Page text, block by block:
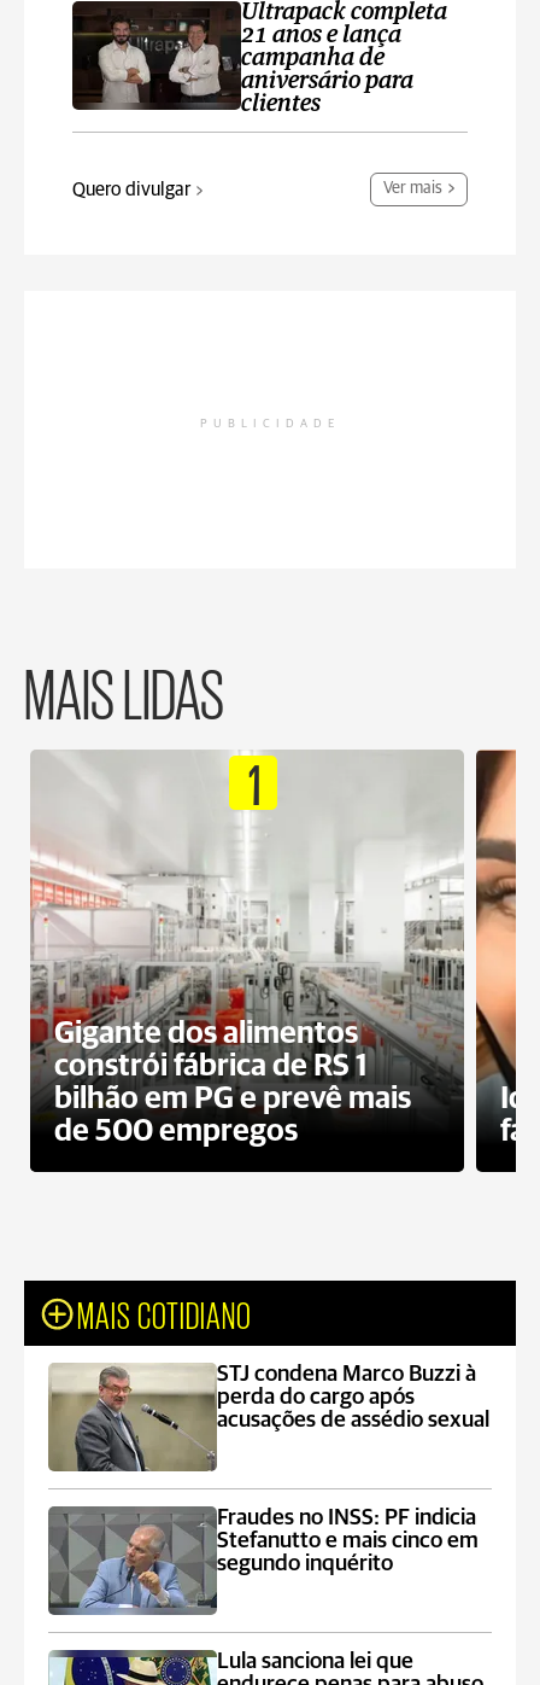
Ultrapack completa
21 anos e lança
campanha de
aniversário para
clientes
Quero divulgar Ver mais
PUBLICIDADE
MAIS LIDAS
1
Gigante dos alimentos
constrói fábrica de RS 1
bilhão em PG e prevê mais
de 500 empregos
MAIS COTIDIANO
STJ condena Marco Buzzi à
perda do cargo após
acusações de assédio sexual
Fraudes no INSS: PF indicia
Stefanutto e mais cinco em
segundo inquérito
Lula sanciona lei que